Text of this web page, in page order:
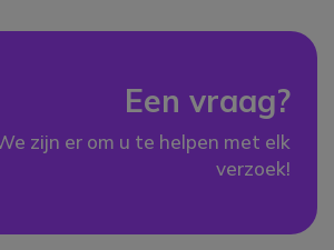
Een vraag?
zijn er om u te helpen met elk
verzoek!